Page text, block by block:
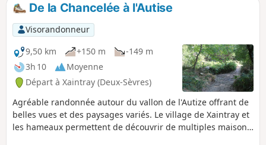
De la Chancelée à l'Autise
Visorandonneur
9,50 km
+150 m
-149 m
3h 10
Moyenne
Départ à Xaintray (Deux-Sèvres)
Agréable randonnée autour du vallon de l'Autize offrant de
belles vues et des paysages variés. Le village de Xaintray et
les hameaux permettent de découvrir de multiples maisons